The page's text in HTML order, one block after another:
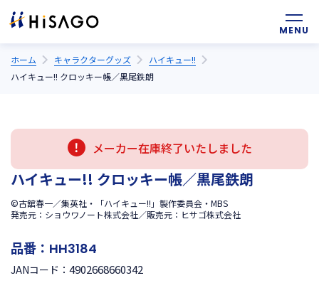
ホーム キャラクターグッズ
ハイキュー!!
ハイキュー!! クロッキー帳／黒尾鉄朗
メーカー在庫終了いたしました
ハイキュー!! クロッキー帳／黒尾鉄朗
©古舘春一／集英社・「ハイキュー!!」製作委員会・MBS
発売元：ショウワノート株式会社／販売元：ヒサゴ株式会社
品番： HH3184
JANコード： 4902668660342